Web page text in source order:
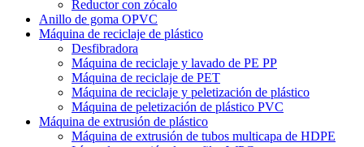
Reductor con zócalo
Anillo de goma OPVC
Máquina de reciclaje de plástico
Desfibradora
Máquina de reciclaje y lavado de PE PP
Máquina de reciclaje de PET
Máquina de reciclaje y peletización de plástico
Máquina de peletización de plástico PVC
Máquina de extrusión de plástico
Máquina de extrusión de tubos multicapa de HDPE